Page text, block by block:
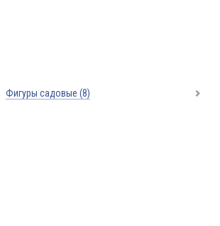
Фигуры садовые (8)